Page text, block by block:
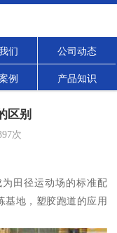
们 公司动态
例 产品知识
区别
次
田径运动场的标准配
基地，塑胶跑道的应用